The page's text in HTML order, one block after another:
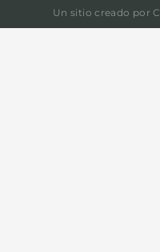
Un sitio creado por